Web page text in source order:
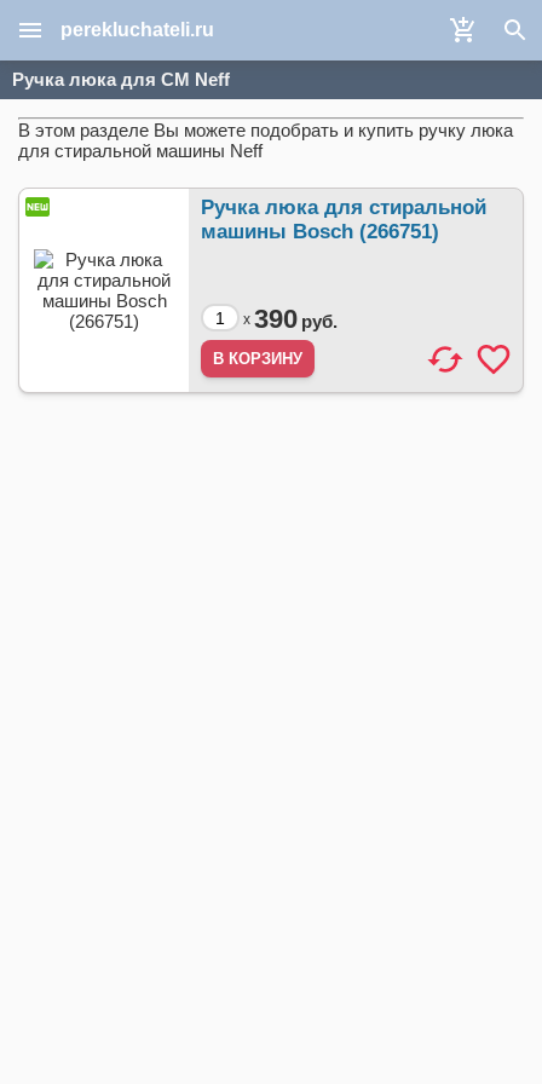
perekluchateli.ru
Ручка люка для СМ Neff
В этом разделе Вы можете подобрать и купить ручку люка
для стиральной машины Neff
Ручка люка для стиральной
машины Bosch (266751)
x 390 руб.